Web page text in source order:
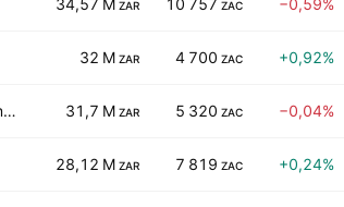
34,57 M ZAR 10 757 ZAC −0,59%
32 M ZAR 4 700 ZAC +0,92%
Truworths International Limited 31,7 M ZAR 5 320 ZAC −0,04%
28,12 M ZAR 7 819 ZAC +0,24%